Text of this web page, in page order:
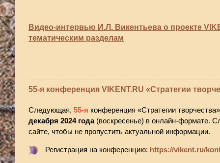
Видео-интервью И.Л. Викентьева о проекте
тематическим разделам
55-я конференция VIKENT.RU «Стратегии
Следующая, 55-я конференция «Стратегии
декабря 2024 года(воскресенье) в онлайн-формате.
сайте, чтобы не пропустить актуальной информации.
Регистрация на конференцию: https://vikent.ru/